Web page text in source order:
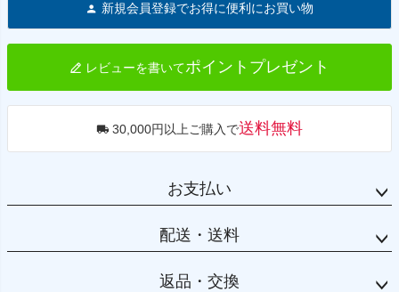
へ
新規会員登録でお得に便利にお買い物
レビューを書いてポイントプレゼント
30,000円以上ご購入で送料無料
お支払い
配送・送料
返品・交換